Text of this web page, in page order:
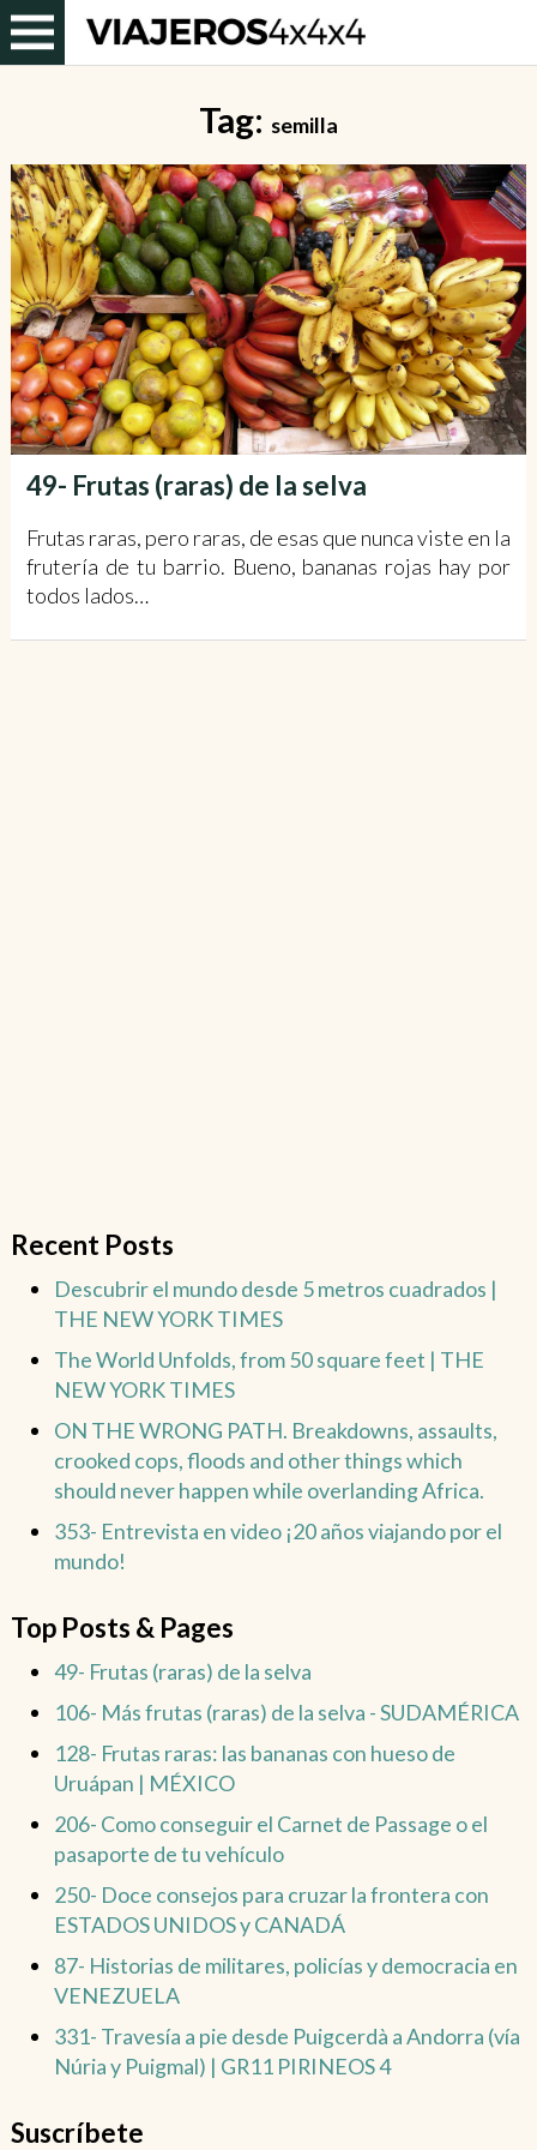
Tag: semilla
49- Frutas (raras) de la selva
Frutas raras, pero raras, de esas que nunca viste en la
frutería de tu barrio. Bueno, bananas rojas hay por
todos lados…
Recent Posts
Descubrir el mundo desde 5 metros cuadrados |
THE NEW YORK TIMES
The World Unfolds, from 50 square feet | THE
NEW YORK TIMES
ON THE WRONG PATH. Breakdowns, assaults,
crooked cops, floods and other things which
should never happen while overlanding Africa.
353- Entrevista en video ¡20 años viajando por el
mundo!
Top Posts & Pages
49- Frutas (raras) de la selva
106- Más frutas (raras) de la selva - SUDAMÉRICA
128- Frutas raras: las bananas con hueso de
Uruápan | MÉXICO
206- Como conseguir el Carnet de Passage o el
pasaporte de tu vehículo
250- Doce consejos para cruzar la frontera con
ESTADOS UNIDOS y CANADÁ
87- Historias de militares, policías y democracia en
VENEZUELA
331- Travesía a pie desde Puigcerdà a Andorra (vía
Núria y Puigmal) | GR11 PIRINEOS 4
Suscríbete